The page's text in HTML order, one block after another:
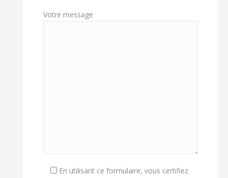
Votre message
En utilisant ce formulaire, vous certifiez